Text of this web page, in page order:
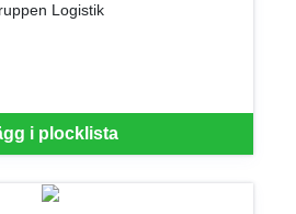
Logistik
i plocklista